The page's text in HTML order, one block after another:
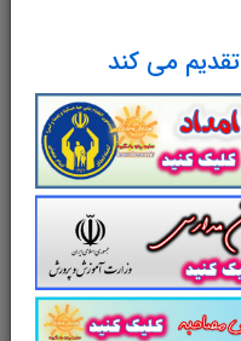
می کند سریع متناسب با
آموزش و
شده است.
آزمون استخدامی
این آزمون به